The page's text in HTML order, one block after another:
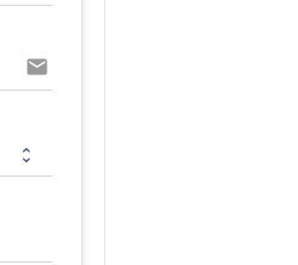
email